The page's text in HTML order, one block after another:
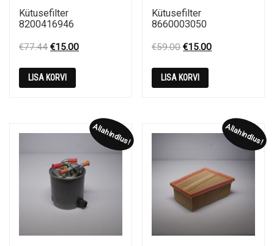
Kütusefilter
8200416946
€77.44 Original
was:
€77.44.
€15.00Current
LISA KORVI
Kütusefilter
8660003050
€59.00 Original
was:
€59.00.
€15.00Current
LISA KORVI
Allahindlus! Allahindlus!